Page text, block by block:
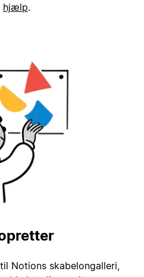
hjælp.
Notions skabelongalleri,